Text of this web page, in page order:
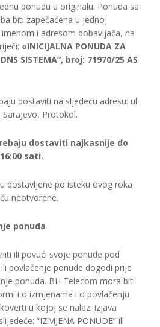
ponudu u originalu. Ponuda sa
biti zapečaćena u jednoj
i adresom dobavljača, na
«INICIJALNA PONUDA ZA
SISTEMA”, broj: 71970/25 AS
dostaviti na sljedeću adresu: ul.
Sarajevo, Protokol.
dostaviti najkasnije do
sati.
dostavljene po isteku ovog roka
neotvorene.
ponuda
ili povući svoje ponude pod
povlačenje ponude dogodi prije
ponuda. BH Telecom mora biti
i o izmjenama i o povlačenju
u kojoj se nalazi izjava
“IZMJENA PONUDE” ili